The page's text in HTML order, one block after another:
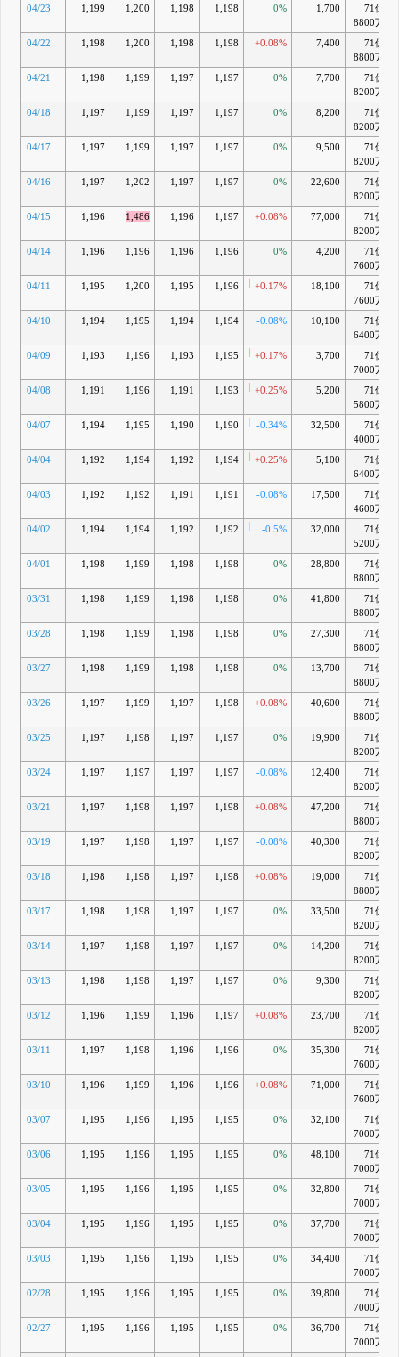
04/23
1,199 1,200 1,198 1,198 0% 1,700
71億
8800万
04/22
1,198 1,200 1,198 1,198 +0.08% 7,400
71億
8800万
04/21
1,198 1,199 1,197 1,197 0% 7,700
71億
8200万
04/18
1,197 1,199 1,197 1,197 0% 8,200
71億
8200万
04/17
1,197 1,199 1,197 1,197 0% 9,500
71億
8200万
04/16
1,197 1,202 1,197 1,197 0% 22,600
71億
8200万
04/15
1,196 1,486 1,196 1,197 +0.08% 77,000
71億
8200万
04/14
1,196 1,196 1,196 1,196 0% 4,200
71億
7600万
04/11
1,195 1,200 1,195 1,196 +0.17% 18,100
71億
7600万
04/10
1,194 1,195 1,194 1,194 -0.08% 10,100
71億
6400万
04/09
1,193 1,196 1,193 1,195 +0.17% 3,700
71億
7000万
04/08
1,191 1,196 1,191 1,193 +0.25% 5,200
71億
5800万
04/07
1,194 1,195 1,190 1,190 -0.34% 32,500
71億
4000万
04/04
1,192 1,194 1,192 1,194 +0.25% 5,100
71億
6400万
04/03
1,192 1,192 1,191 1,191 -0.08% 17,500
71億
4600万
04/02
1,194 1,194 1,192 1,192 -0.5% 32,000
71億
5200万
04/01
1,198 1,199 1,198 1,198 0% 28,800
71億
8800万
03/31
1,198 1,199 1,198 1,198 0% 41,800
71億
8800万
03/28
1,198 1,199 1,198 1,198 0% 27,300
71億
8800万
03/27
1,198 1,199 1,198 1,198 0% 13,700
71億
8800万
03/26
1,197 1,199 1,197 1,198 +0.08% 40,600
71億
8800万
03/25
1,197 1,198 1,197 1,197 0% 19,900
71億
8200万
03/24
1,197 1,197 1,197 1,197 -0.08% 12,400
71億
8200万
03/21
1,197 1,198 1,197 1,198 +0.08% 47,200
71億
8800万
03/19
1,197 1,198 1,197 1,197 -0.08% 40,300
71億
8200万
03/18
1,198 1,198 1,197 1,198 +0.08% 19,000
71億
8800万
03/17
1,198 1,198 1,197 1,197 0% 33,500
71億
8200万
03/14
1,197 1,198 1,197 1,197 0% 14,200
71億
8200万
03/13
1,198 1,198 1,197 1,197 0% 9,300
71億
8200万
03/12
1,196 1,199 1,196 1,197 +0.08% 23,700
71億
8200万
03/11
1,197 1,198 1,196 1,196 0% 35,300
71億
7600万
03/10
1,196 1,199 1,196 1,196 +0.08% 71,000
71億
7600万
03/07
1,195 1,196 1,195 1,195 0% 32,100
71億
7000万
03/06
1,195 1,196 1,195 1,195 0% 48,100
71億
7000万
03/05
1,195 1,196 1,195 1,195 0% 32,800
71億
7000万
03/04 1,195 1,196 1,195 1,195 0% 37,700
71億
7000万
03/03 1,195 1,196 1,195 1,195 0% 34,400
71億
7000万
02/28 1,195 1,196 1,195 1,195 0% 39,800
71億
7000万
02/27 1,195 1,196 1,195 1,195 0% 36,700
71億
7000万